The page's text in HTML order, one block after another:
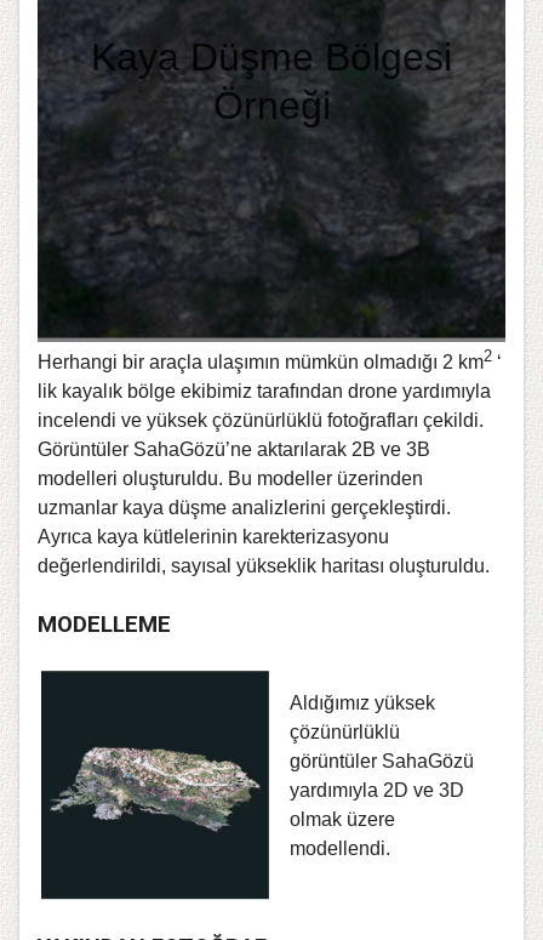
Kaya Düşme Bölgesi
Örneği
Herhangi bir araçla ulaşımın mümkün olmadığı 2 km2 ‘
lik kayalık bölge ekibimiz tarafından drone yardımıyla
incelendi ve yüksek çözünürlüklü fotoğrafları çekildi.
Görüntüler SahaGözü’ne aktarılarak 2B ve 3B
modelleri oluşturuldu. Bu modeller üzerinden
uzmanlar kaya düşme analizlerini gerçekleştirdi.
Ayrıca kaya kütlelerinin karekterizasyonu
değerlendirildi, sayısal yükseklik haritası oluşturuldu.
MODELLEME
Aldığımız yüksek
çözünürlüklü
görüntüler SahaGözü
yardımıyla 2D ve 3D
olmak üzere
modellendi.